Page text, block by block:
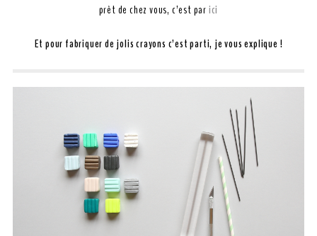
prêt de chez vous, c’est parici
Et pour fabriquer de jolis crayons c’est parti, je vous explique !